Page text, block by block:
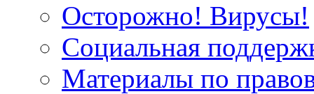
Осторожно! Вирусы!
Социальная
Материалы по